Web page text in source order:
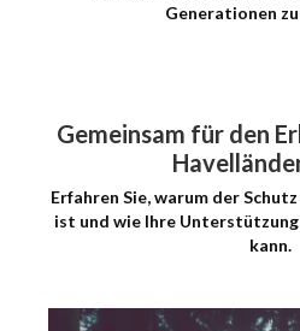
Generationen
Gemeinsam für den
Erfahren Sie, warum der
ist und wie Ihre
kann.